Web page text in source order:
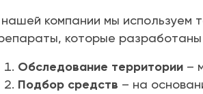
компании мы используем
которые
Обследование территории –
Подбор средств – на